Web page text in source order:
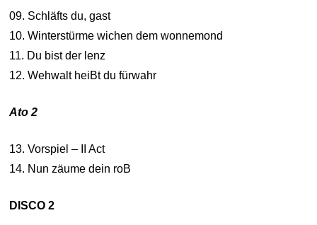
09. Schläfts du, gast
10. Winterstürme wichen dem wonnemond
11. Du bist der lenz
12. Wehwalt heiBt du fürwahr
Ato 2
13. Vorspiel – II Act
14. Nun zäume dein roB
DISCO 2